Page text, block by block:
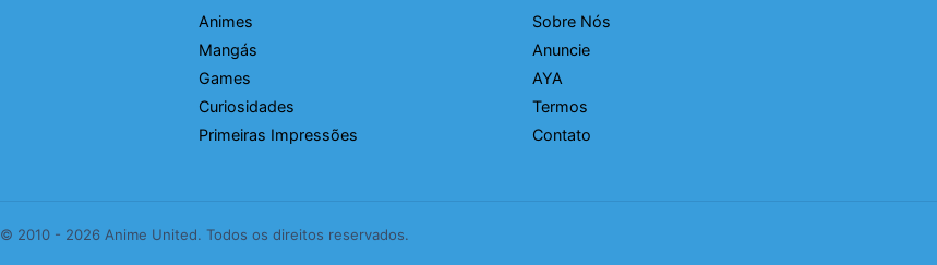
Animes
Mangás
Games
Curiosidades
Primeiras Impressões
Sobre Nós
Anuncie
AYA
Termos
Contato
© 2010 - 2026 Anime United. Todos os direitos reservados.